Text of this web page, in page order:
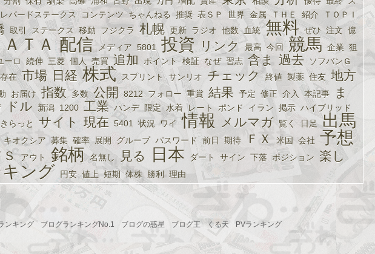
レパードステークス コンテンツ ちゃんねる 推奨 表ＳＰ 世界 金属 ＴＨＥ 紹介
ＴＯＰＩ
取引 ステークス 移動 フジクラ 札幌 更新 ラジオ 他数 血統 無料 ぜひ 注文 億
ＡＴＡ 配信 メディア 5801 投資 リンク 最高 今回 競馬 企業 狙
ーロ 続伸 三菱 個人 売買 追加 ポイント 検証 なぜ 習志 含ま 過去 ソフバンＧ
存在 市場 日経 株式 スプリント サンリオ チェック 終値 製薬 住友 地方
お届け 指数 多数 公開 8212 フォロー 重賞 結果 予定 修正 介入 本記事
ま
ドル 新潟 1200 工業 ハンデ 限定 水着 レート ポンド イラン 掲示 ハイブリッド
らっと サイト 現在 5401 状況 ワイ 情報 メルマガ 覧く 日足 出馬
キオクシア 募集 確率 展開 グループ パスワード 前日 期待 ＦＸ 米国 会社 予想
Ｓ アウト 銘柄 名無し 見る 日本 ダート サイン 下落 ポジション
楽し
ング 円安 値上 短期 体株 勝利 理由
ンキング ブログランキングNo.1 ブログの惑星 ブログ王 くる天 PVランキング